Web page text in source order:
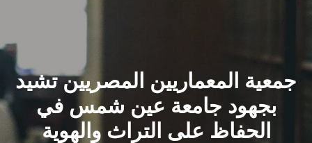
القطاعـات
الشئون الأكاديمية
البحث العلمي
جمعية المعماريين المصريين تشيد
بجهود جامعة عين شمس في
الحفاظ على التراث والهوية